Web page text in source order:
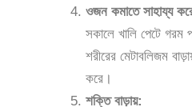
ওজন কমাতে সাহায্য
সকালে খালি পেটে গরম
শরীরের মেটাবলিজম
করে।
শক্তি বাড়ায়: